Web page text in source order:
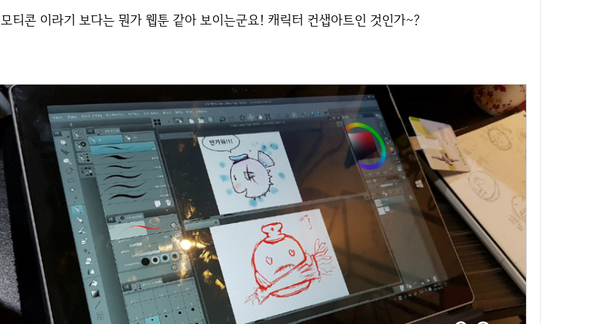
이모티콘 이라기 보다는 뭔가 웹툰 같아 보이는군요! 캐릭터 컨샙아트인 것인가~?